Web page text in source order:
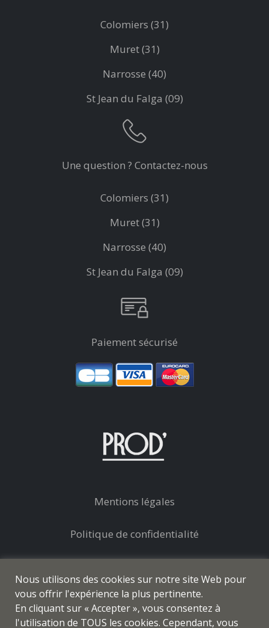
Colomiers (31)
Muret (31)
Narrosse (40)
St Jean du Falga (09)
Une question ? Contactez-nous
Colomiers (31)
Muret (31)
Narrosse (40)
St Jean du Falga (09)
Paiement sécurisé
Mentions légales
Politique de confidentialité
Nous utilisons des cookies sur notre site Web pour
vous offrir l'expérience la plus pertinente.
En cliquant sur « Accepter », vous consentez à
l'utilisation de TOUS les cookies. Cependant, vous